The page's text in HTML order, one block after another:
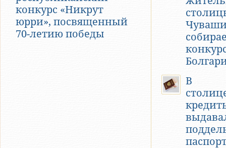
конкурс «Никрут
юрри», посвященный
70-летию победы
В